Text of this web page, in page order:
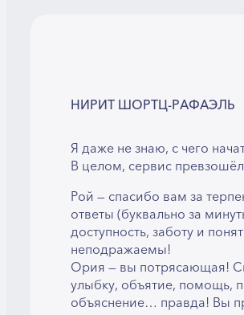
НИРИТ ШОРТЦ-РАФАЭЛЬ
Я даже не знаю, с чего
В целом, сервис
Рой — спасибо вам за
ответы (буквально за
доступность, заботу и
неподражаемы!
Ория — вы потрясающая!
улыбку, объятие, помощь,
объяснение… правда! Вы